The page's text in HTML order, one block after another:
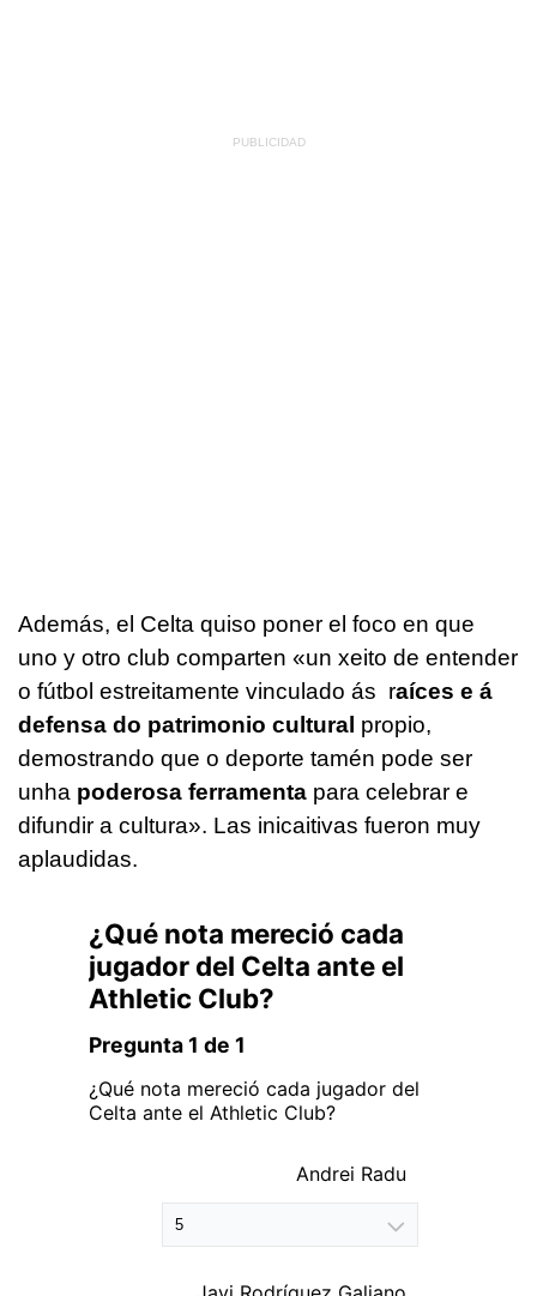
Además, el Celta quiso poner el foco en que
uno y otro club comparten «un xeito de entender
o fútbol estreitamente vinculado ás raíces e á
defensa do patrimonio cultural propio,
demostrando que o deporte tamén pode ser
unha poderosa ferramenta para celebrar e
difundir a cultura». Las inicaitivas fueron muy
aplaudidas.